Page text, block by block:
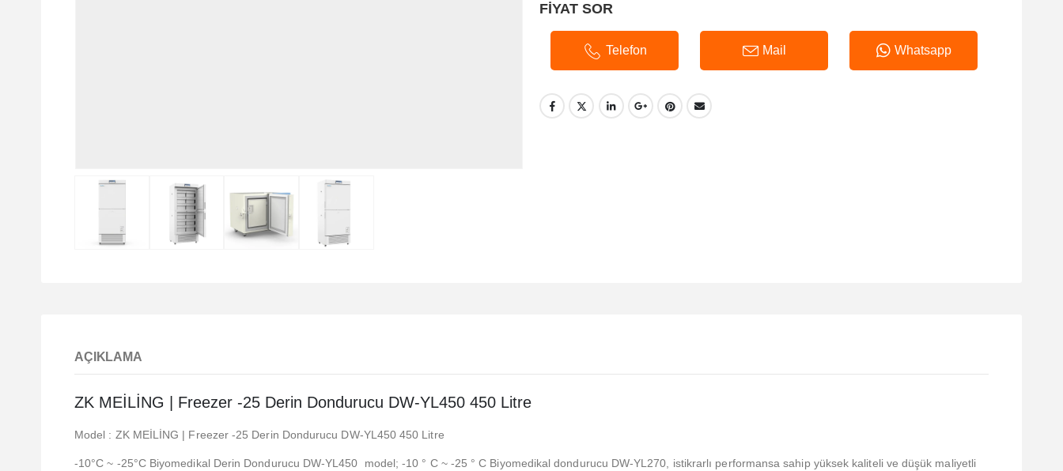
FİYAT SOR
Telefon Mail Whatsapp
AÇIKLAMA
ZK MEİLİNG | Freezer -25 Derin Dondurucu DW-YL450 450 Litre
Model : ZK MEİLİNG | Freezer -25 Derin Dondurucu DW-YL450 450 Litre
-10°C ~ -25°C Biyomedikal Derin Dondurucu DW-YL450 model; -10 ° C ~ -25 ° C Biyomedikal dondurucu DW-YL270, istikrarlı performansa sahip yüksek kaliteli ve düşük maliyetli